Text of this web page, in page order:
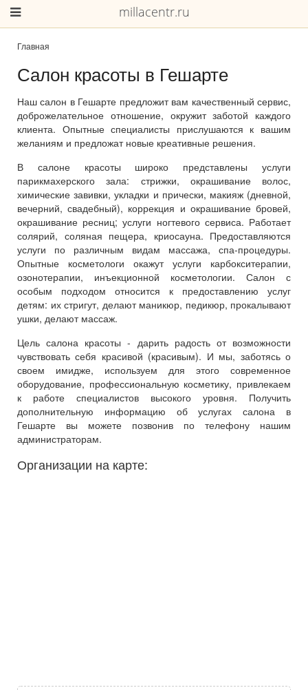
millacentr.ru
Главная
Салон красоты в Гешарте
Наш салон в Гешарте предложит вам качественный сервис,
доброжелательное отношение, окружит заботой каждого
клиента. Опытные специалисты прислушаются к вашим
желаниям и предложат новые креативные решения.
В салоне красоты широко представлены услуги
парикмахерского зала: стрижки, окрашивание волос,
химические завивки, укладки и прически, макияж (дневной,
вечерний, свадебный), коррекция и окрашивание бровей,
окрашивание ресниц; услуги ногтевого сервиса. Работает
солярий, соляная пещера, криосауна. Предоставляются
услуги по различным видам массажа, спа-процедуры.
Опытные косметологи окажут услуги карбокситерапии,
озонотерапии, инъекционной косметологии. Салон с
особым подходом относится к предоставлению услуг
детям: их стригут, делают маникюр, педикюр, прокалывают
ушки, делают массаж.
Цель салона красоты - дарить радость от возможности
чувствовать себя красивой (красивым). И мы, заботясь о
своем имидже, используем для этого современное
оборудование, профессиональную косметику, привлекаем
к работе специалистов высокого уровня. Получить
дополнительную информацию об услугах салона в
Гешарте вы можете позвонив по телефону нашим
администраторам.
Организации на карте: